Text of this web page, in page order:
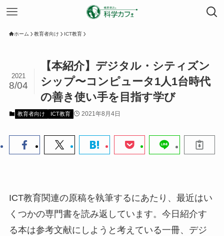
ホーム 教育者向け ICT教育
【本紹介】デジタル・シティズン
シップ〜コンピュータ1人1台時代
の善き使い手を目指す学び
2021
8/04
教育者向け ICT教育 2021年8月4日
ICT教育関連の原稿を執筆するにあたり、最近はい
くつかの専門書を読み返しています。今日紹介す
る本は参考文献にしようと考えている一冊、デジ